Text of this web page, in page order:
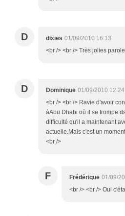
D dixies 01/09/2010 16:13
<br /> <br /> Très jolies
D Dominique 01/09/2010 12:24
<br /> <br /> Ravie d'avoir
àAbu Dhabi où il se trompe
difficulté qu'il a maintenant
actuelle.Mais c'est un
<br />
F Frédérique 01/09/
<br /> <br /> Oui